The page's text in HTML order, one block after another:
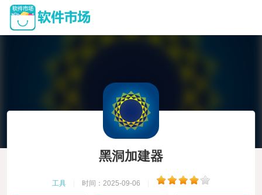
黑洞加建器
工具 时间：2025-09-06